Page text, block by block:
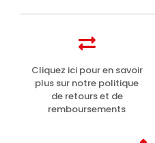
Cliquez ici pour en savoir
plus sur notre politique
de retours et de
remboursements